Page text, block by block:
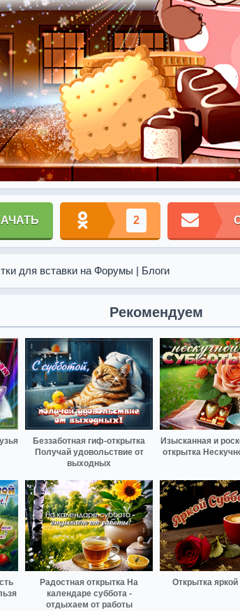
2
для вставки на Форумы | Блоги
Рекомендуем
Беззаботная гиф-открытка
Получай удовольствие от
выходных
Изысканная и
открытка
Радостная открытка На
календаре суббота -
отдыхаем от работы
Открытка